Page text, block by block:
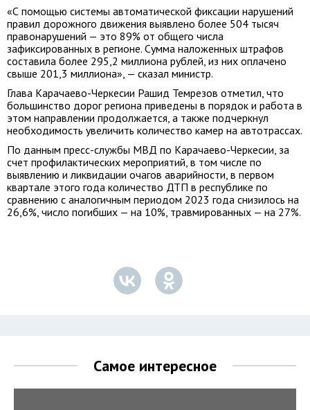
«С помощью системы автоматической фиксации нарушений
правил дорожного движения выявлено более 504 тысяч
правонарушений — это 89% от общего числа
зафиксированных в регионе. Сумма наложенных штрафов
составила более 295,2 миллиона рублей, из них оплачено
свыше 201,3 миллиона», — сказал министр.
Глава Карачаево-Черкесии Рашид Темрезов отметил, что
большинство дорог региона приведены в порядок и работа в
этом направлении продолжается, а также подчеркнул
необходимость увеличить количество камер на автотрассах.
По данным пресс-службы МВД по Карачаево-Черкесии, за
счет профилактических мероприятий, в том числе по
выявлению и ликвидации очагов аварийности, в первом
квартале этого года количество ДТП в республике по
сравнению с аналогичным периодом 2023 года снизилось на
26,6%, число погибших — на 10%, травмированных — на 27%.
Самое интересное